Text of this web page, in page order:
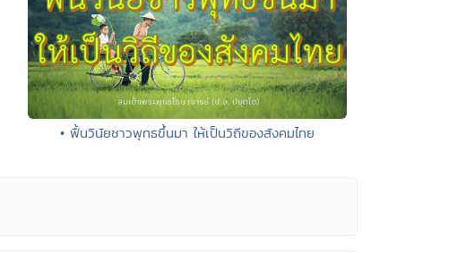
• ฟื้นวินัยชาวพุทธขึ้นมา ให้เป็นวิถีของสังคมไทย